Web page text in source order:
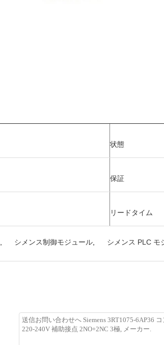
状態
保証
リードタイム
シメンス制御モジュール シメンス PLC モ